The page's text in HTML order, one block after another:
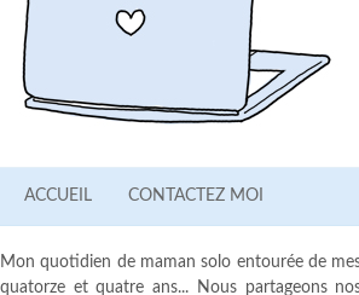
ACCUEIL CONTACTEZ MOI
Mon quotidien de maman solo entourée de
quatorze et quatre ans... Nous partageons